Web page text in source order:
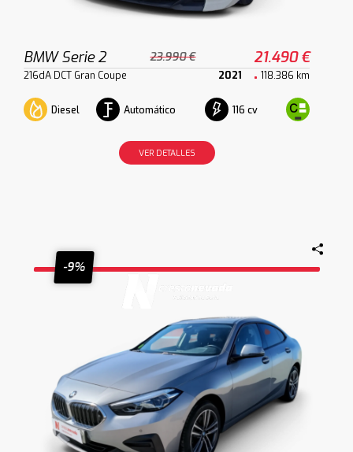
BMW Serie 2 23.990 € 21.490 €
216dA DCT Gran Coupe 2021 118.386 km
Diesel Automático 116 cv
VER DETALLES
-9%